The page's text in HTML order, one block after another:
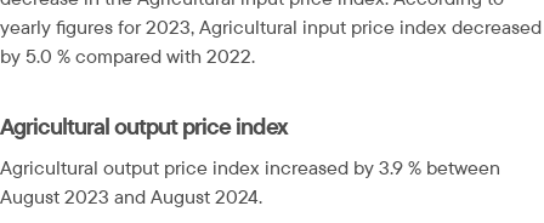
yearly figures for 2023, Agricultural input price index decreased
by 5.0 % compared with 2022.
Agricultural output price index
Agricultural output price index increased by 3.9 % between
August 2023 and August 2024.